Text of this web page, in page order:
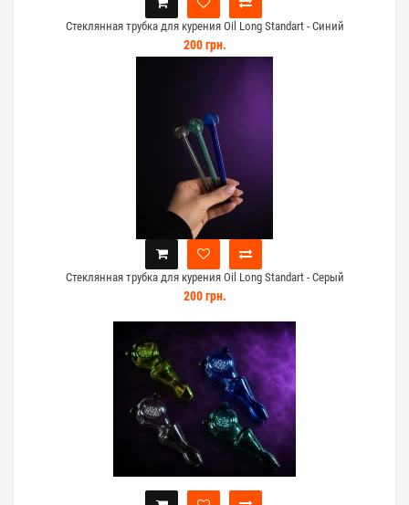
Стеклянная трубка для курения Oil Long Standart - Синий
200 грн.
Стеклянная трубка для курения Oil Long Standart - Серый
200 грн.